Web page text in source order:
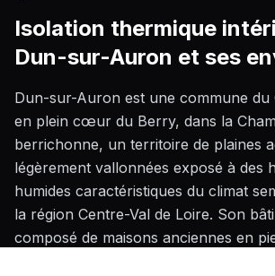
Isolation thermique
Dun-sur-Auron et ses
Dun-sur-Auron est une commune du
en plein cœur du Berry, dans la
berrichonne, un territoire de plaines
légèrement vallonnées exposé à des
humides caractéristiques du climat
la région Centre-Val de Loire. Son
composé de maisons anciennes en